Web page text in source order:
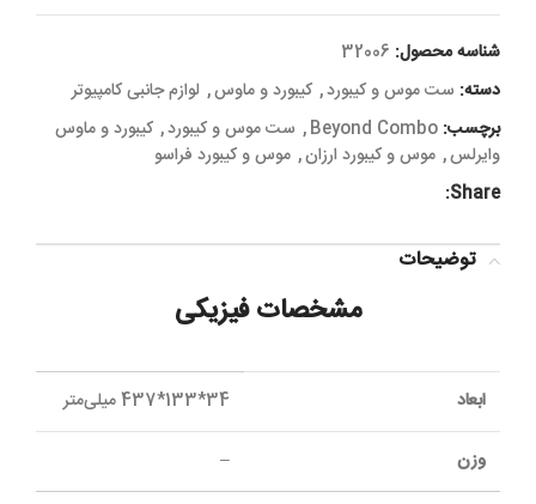
شناسه محصول: 32006
دسته: ست موس و کیبورد, کیبورد و ماوس, لوازم جانبی کامپیوتر
برچسب: Beyond Combo
, ست موس و کیبورد, کیبورد و ماوس
وایرلس, موس و کیبورد ارزان, موس و کیبورد فراسو
Share:
توضیحات
مشخصات فیزیکی
ابعاد 34*133*437 میلی‌متر
وزن –